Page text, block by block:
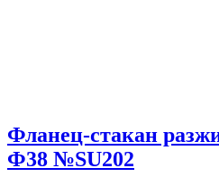
Фланец-стакан
Ф38 №SU202